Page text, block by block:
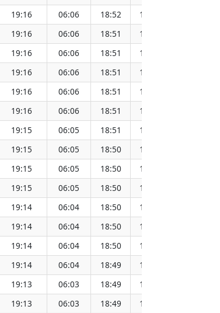
19:16 06:06 18:52
12:29
19:16 06:06 18:51
12:29
19:16 06:06 18:51
12:29
19:16 06:06 18:51
12:29
19:16 06:06 18:51
12:28
19:16 06:06 18:51
12:28
19:15 06:05 18:51
12:28
19:15 06:05 18:50
12:28
19:15 06:05 18:50
12:28
19:15 06:05 18:50
12:28
19:14 06:04 18:50
12:27
19:14 06:04 18:50
12:27
19:14 06:04 18:50
12:27
19:14 06:04 18:49
12:27
19:13 06:03 18:49
12:26
19:13 06:03 18:49
12:26